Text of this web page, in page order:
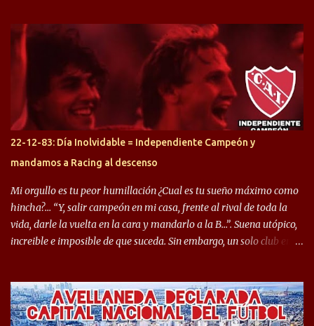
Halcón de Varela, como lo es Brian Romero, quien paso a
préstamo allí durante el último mercado de pases y ha rendido de
gran manera, convirtiendo goles importantes, sobre todo en la
copa sudamericana. Pero no sucedió lo mismo en cuanto al
rendimiento que ha producido en el Rojo. Pasando a jugadores que
jugaron en Defensa y ahora están en el rojo, tenemos a la dupla
Gastón Togni y Domingo Blanco, donde ambos explotaron
futbolísticamente hablando en el equipo de Varela, donde, por
ejemplo, el caso de Mingo llego a ser tenido en cuenta para el
Seleccionado Argentino, rendimiento que aún no ha logrado
mostrar en Independiente. En e...
22-12-83: Día Inolvidable = Independiente Campeón y
mandamos a Racing al descenso
Mi orgullo es tu peor humillación ¿Cual es tu sueño máximo como
hincha?… “Y, salir campeón en mi casa, frente al rival de toda la
vida, darle la vuelta en la cara y mandarlo a la B…”. Suena utópico,
increible e imposible de que suceda. Sin embargo, un solo club en el
campeonato del '83 año consagratorio para el Rojo y, por el otro, el
haber mandado al descenso a su eterno rival. 22 de diciembre de